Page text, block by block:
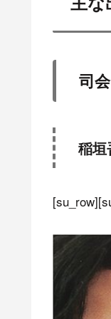
司会
稲垣